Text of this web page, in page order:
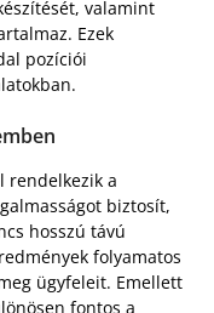
valamint
Ezek
pozíciói
rendelkezik a
biztosít,
hosszú távú
folyamatos
ügyfeleit. Emellett
fontos a